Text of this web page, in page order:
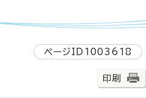
ページID1003618
印刷